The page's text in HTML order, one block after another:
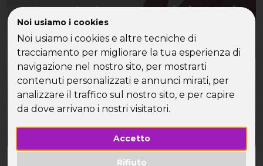
Noi usiamo i cookies
Noi usiamo i cookies e altre tecniche di
tracciamento per migliorare la tua esperienza di
navigazione nel nostro sito, per mostrarti
contenuti personalizzati e annunci mirati, per
analizzare il traffico sul nostro sito, e per capire
da dove arrivano i nostri visitatori.
Accetto
Rifiuto
Ecco i cinque calciatori
della nazionale più amati
dalle single!